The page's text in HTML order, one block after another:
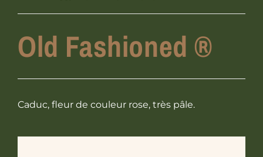
Old Fashioned ®
Caduc, fleur de couleur rose, très pâle.